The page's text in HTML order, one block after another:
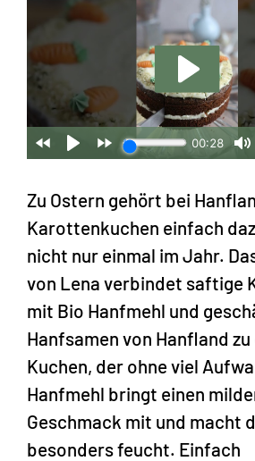
Zu Ostern gehört bei
Karottenkuchen einfach
nicht nur einmal im Jahr.
von Lena verbindet saftige
mit Bio Hanfmehl und
Hanfsamen von Hanfland zu
Kuchen, der ohne viel
Hanfmehl bringt einen
Geschmack mit und macht
besonders feucht. Einfach